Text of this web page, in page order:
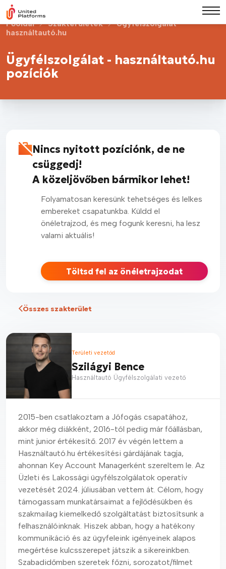
Főoldal Szakterületek
Ügyfélszolgálat -
használtautó.hu
Ügyfélszolgálat - használtautó.hu
pozíciók
Területi vezetőd
Szilágyi Bence
Használtautó Ügyfélszolgálati vezető
2015-ben csatlakoztam a Jófogás csapatához,
akkor még diákként, 2016-tól pedig már főállásban,
mint junior értékesítő. 2017 év végén lettem a
Használtautó.hu értékesítési gárdájának tagja,
ahonnan Key Account Managerként szereltem le. Az
Üzleti és Lakossági ügyfélszolgálatok operatív
vezetését 2024. júliusában vettem át. Célom, hogy
támogassam munkatársaimat a fejlődésükben és
szakmailag kiemelkedő szolgáltatást biztosítsunk a
felhasználóinknak. Hiszek abban, hogy a hatékony
kommunikáció és az ügyfeleink igényeinek alapos
megértése kulcsszerepet játszik a sikereinkben.
Szabadidőmben szeretek főzni, sorozatot/filmet
Nincs nyitott pozíciónk, de ne
csüggedj!
A közeljövőben bármikor lehet!
Folyamatosan keresünk tehetséges és lelkes
embereket csapatunkba. Küldd el
önéletrajzod, és meg fogunk keresni, ha lesz
valami aktuális!
Töltsd fel az önéletrajzodat
Összes szakterület